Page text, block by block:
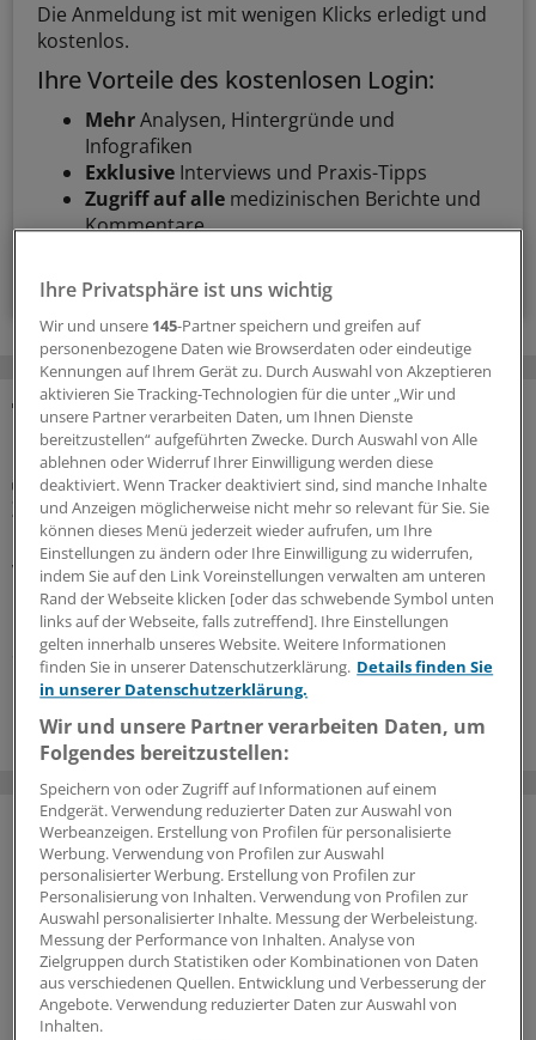
Die Anmeldung ist mit wenigen Klicks erledigt und
kostenlos.
Ihre Vorteile des kostenlosen Login:
MehrAnalysen, Hintergründe und
Infografiken
Exklusive Interviews und Praxis-Tipps
Zugriff auf alle medizinischen Berichte und
Kommentare
MEHR ZUM THEMA
Tarifrunde beendet
Zweistufig 5,4 Prozent mehr Geld für Ärztinnen
und Ärzte an landeseigenen Unikliniken
Vergleichsweise geräuschlos bringen der Marburger
Bund und die Tarifgemeinschaft der Länder ihre
Gehaltsverhandlungen für Ärzte an Unikliniken in der 3.
Sitzung zum Abschluss. Der keineswegs üppig ausfällt.
10.06.2026
Ihre Privatsphäre ist uns wichtig
Wir und unsere 145-Partner speichern und greifen auf
personenbezogene Daten wie Browserdaten oder eindeutige
Kennungen auf Ihrem Gerät zu. Durch Auswahl von Akzeptieren
aktivieren Sie Tracking-Technologien für die unter „Wir und
unsere Partner verarbeiten Daten, um Ihnen Dienste
bereitzustellen“ aufgeführten Zwecke. Durch Auswahl von Alle
ablehnen oder Widerruf Ihrer Einwilligung werden diese
deaktiviert. Wenn Tracker deaktiviert sind, sind manche Inhalte
und Anzeigen möglicherweise nicht mehr so relevant für Sie. Sie
können dieses Menü jederzeit wieder aufrufen, um Ihre
Einstellungen zu ändern oder Ihre Einwilligung zu widerrufen,
indem Sie auf den Link Voreinstellungen verwalten am unteren
Rand der Webseite klicken [oder das schwebende Symbol unten
links auf der Webseite, falls zutreffend]. Ihre Einstellungen
gelten innerhalb unseres Website. Weitere Informationen
finden Sie in unserer Datenschutzerklärung. Details finden Sie
in unserer Datenschutzerklärung.
Wir und unsere Partner verarbeiten Daten, um
Folgendes bereitzustellen:
Speichern von oder Zugriff auf Informationen auf einem
Endgerät. Verwendung reduzierter Daten zur Auswahl von
Werbeanzeigen. Erstellung von Profilen für personalisierte
Werbung. Verwendung von Profilen zur Auswahl
personalisierter Werbung. Erstellung von Profilen zur
Personalisierung von Inhalten. Verwendung von Profilen zur
Auswahl personalisierter Inhalte. Messung der Werbeleistung.
Messung der Performance von Inhalten. Analyse von
Zielgruppen durch Statistiken oder Kombinationen von Daten
aus verschiedenen Quellen. Entwicklung und Verbesserung der
Angebote. Verwendung reduzierter Daten zur Auswahl von
Inhalten.